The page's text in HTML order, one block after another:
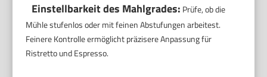
Einstellbarkeit des Mahlgrades: Prüfe, ob die
Mühle stufenlos oder mit feinen Abstufungen arbeitest.
Feinere Kontrolle ermöglicht präzisere Anpassung für
Ristretto und Espresso.